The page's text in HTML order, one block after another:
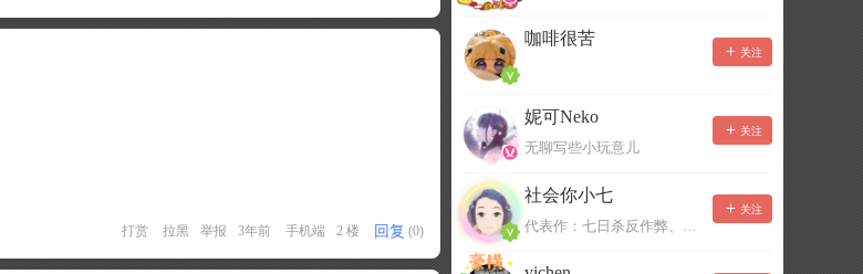
打赏 拉黑 举报 3年前 手机端 2 楼 回复 (0)
咖啡很苦
关注
妮可Neko
无聊写些小玩意儿
关注
社会你小七
代表作：七日杀反作弊、七日杀云黑、七日杀BOT、七日杀云商城
关注